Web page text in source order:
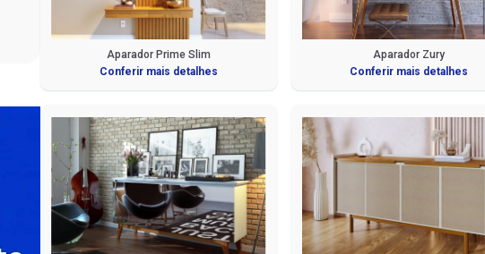
Aparador Prime Slim
Conferir mais detalhes
Aparador Zury
Conferir mais detalhes